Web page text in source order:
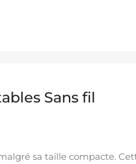
Sans fil
sa taille compacte.